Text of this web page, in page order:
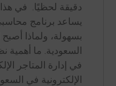
دقيقة لحظيًا. في
يساعد برنامج
بسهولة، ولماذا
السعودية. ما
في إدارة المتاجر
الإلكترونية في